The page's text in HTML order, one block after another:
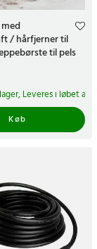
/ hårfjerner til
til pels
Leveres i løbet af
Køb